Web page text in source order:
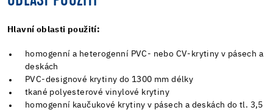
Hlavní oblasti použití:
homogenní a heterogenní PVC- nebo CV-krytiny v pásech a
deskách
PVC-designové krytiny do 1300 mm délky
tkané polyesterové vinylové krytiny
homogenní kaučukové krytiny v pásech a deskách do tl. 3,5